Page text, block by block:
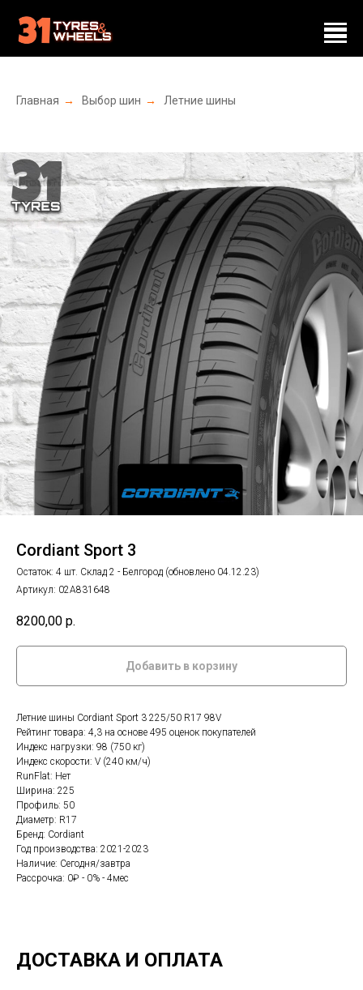
Главная → Выбор шин → Летние шины
Cordiant Sport 3
Остаток: 4 шт. Склад 2 - Белгород (обновлено 04.12.23)
Артикул: 02А831648
8200,00 р.
Добавить в корзину
Летние шины Cordiant Sport 3 225/50 R17 98V
Рейтинг товара: 4,3 на основе 495 оценок покупателей
Индекс нагрузки: 98 (750 кг)
Индекс скорости: V (240 км/ч)
RunFlat: Нет
Ширина: 225
Профиль: 50
Диаметр: R17
Бренд: Cordiant
Год производства: 2021-2023
Наличие: Сегодня/завтра
Рассрочка: 0₽ - 0% - 4мес
ДОСТАВКА И ОПЛАТА